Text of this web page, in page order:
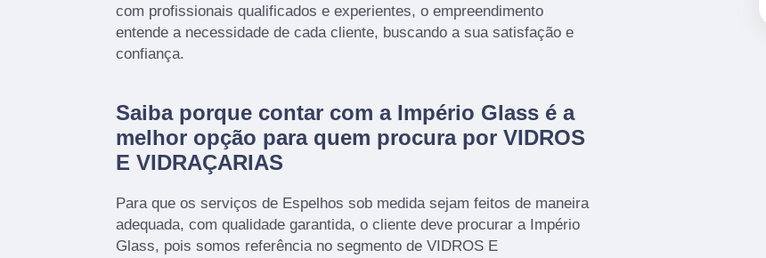
com profissionais qualificados e experientes, o empreendimento
entende a necessidade de cada cliente, buscando a sua satisfação e
confiança.
Saiba porque contar com a Império Glass é a
melhor opção para quem procura por VIDROS
E VIDRAÇARIAS
Para que os serviços de Espelhos sob medida sejam feitos de maneira
adequada, com qualidade garantida, o cliente deve procurar a Império
Glass, pois somos referência no segmento de VIDROS E